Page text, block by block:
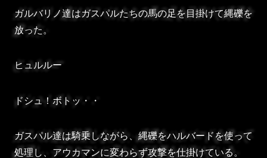
ガルバリノ達はガスパルたちの馬の足を目掛けて縄礫を
放った。
ヒュルルー
ドシュ！ボトッ・・
ガスパル達は騎乗しながら、縄礫をハルバードを使って
処理し、アウカマンに変わらず攻撃を仕掛けている。